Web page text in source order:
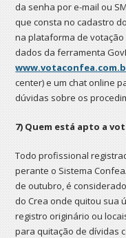
da senha por e-mail ou
que consta no cadastro
na plataforma de votação
dados da ferramenta
center) e um chat online
dúvidas sobre os
7) Quem está apto a
Todo profissional
perante o Sistema
de outubro, é
do Crea onde quitou sua
registro originário ou
para quitação de dívidas